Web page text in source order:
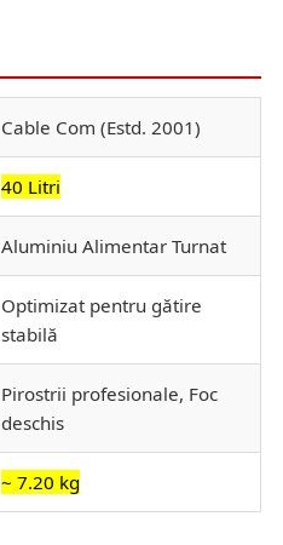
Cable Com (Estd. 2001)
40 Litri
Aluminiu Alimentar Turnat
Optimizat pentru gătire
stabilă
Pirostrii profesionale, Foc
deschis
~ 7.20 kg